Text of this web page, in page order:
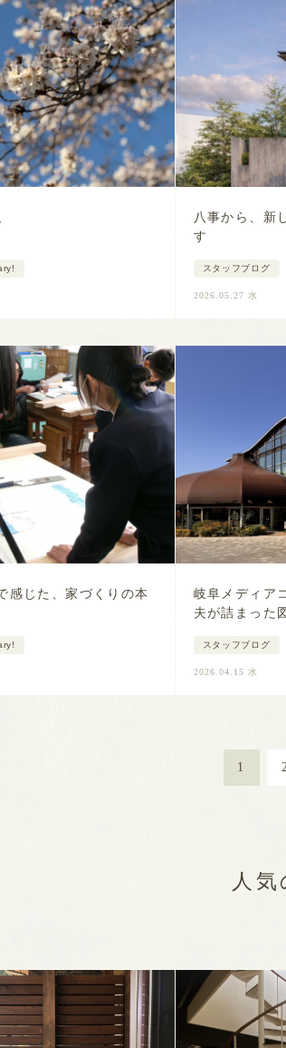
八事から、新
す
スタッフブログ
2026.05.27 水
感じた、家づくりの本
岐阜メディア
夫が詰まった
スタッフブログ
2026.04.15 水
1
人